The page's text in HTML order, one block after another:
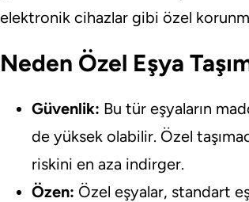
elektronik cihazlar gibi özel
Neden Özel Eşya
Güvenlik: Bu tür eşyaların
de yüksek olabilir. Özel
riskini en aza indirger.
Özen: Özel eşyalar, standart